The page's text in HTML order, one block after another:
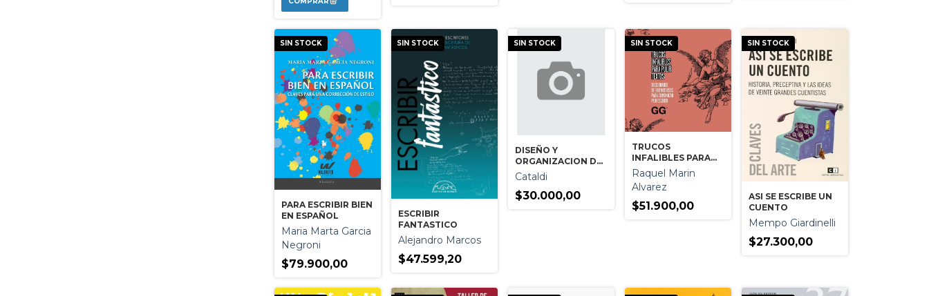
SIN STOCK
PARA ESCRIBIR BIEN
EN ESPAÑOL
Maria Marta Garcia
Negroni
$79.900,00
SIN STOCK
ESCRIBIR
FANTASTICO
Alejandro Marcos
$47.599,20
SIN STOCK
DISEÑO Y
ORGANIZACION DE
TESIS
Cataldi
$30.000,00
SIN STOCK
TRUCOS
INFALIBLES PARA
PULIR TEXTOS
Raquel Marin
Alvarez
$51.900,00
SIN STOCK
ASI SE ESCRIBE UN
CUENTO
Mempo Giardinelli
$27.300,00